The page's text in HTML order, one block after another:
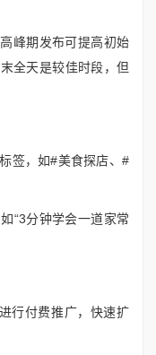
峰期发布可提高初始
全天是较佳时段，但
签，如#美食探店、#
“3分钟学会一道家常
行付费推广，快速扩